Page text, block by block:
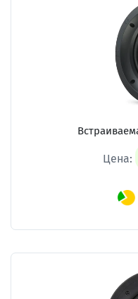
Цена: